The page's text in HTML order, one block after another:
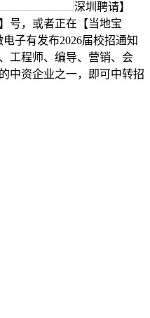
深圳聘请】
号，或者正在【当地宝
子有发布2026届校招通知
工程师、编导、营销、会
中资企业之一，即可中转招